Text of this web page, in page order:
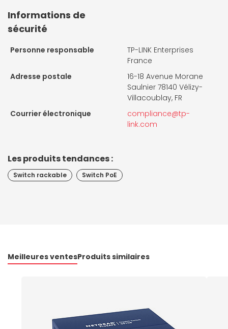
Informations de
sécurité
Personne responsable
TP-LINK Enterprises
France
Adresse postale
16-18 Avenue Morane
Saulnier 78140 Vélizy-
Villacoublay, FR
Courrier électronique
compliance@tp-
link.com
Les produits tendances :
Switch rackable Switch PoE
Meilleures ventesProduits similaires